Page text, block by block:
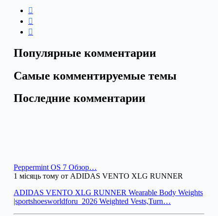
Популярные комментарии
Самые комментируемые темы
Последние комментарии
Peppermint OS 7 Обзор…
1 місяць тому от ADIDAS VENTO XLG RUNNER
ADIDAS VENTO XLG RUNNER Wearable Body Weights
|sportshoesworldforu_2026 Weighted Vests,Turn…